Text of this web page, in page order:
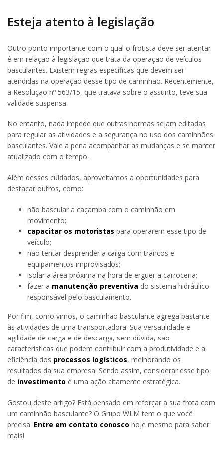
Esteja atento à legislação
Outro ponto importante com o qual o frotista deve ser atentar
é em relação à legislação que trata da operação de veículos
basculantes. Existem regras específicas que devem ser
atendidas na operação desse tipo de caminhão. Recentemente,
a Resolução nº 563/15, que tratava sobre o assunto, teve sua
validade suspensa.
No entanto, nada impede que outras normas sejam editadas
para regular as atividades e a segurança no uso dos caminhões
basculantes. Vale a pena acompanhar as mudanças e se manter
atualizado com o tempo.
Além desses cuidados, aproveitamos a oportunidades para
destacar outros, como:
não bascular a caçamba com o caminhão em
movimento;
capacitar os motoristas para operarem esse tipo de
veículo;
não tentar desprender a carga com trancos e
equipamentos improvisados;
isolar a área próxima na hora de erguer a carroceria;
fazer a manutenção preventiva do sistema hidráulico
responsável pelo basculamento.
Por fim, como vimos, o caminhão basculante agrega bastante
às atividades de uma transportadora. Sua versatilidade e
agilidade de carga e de descarga, sem dúvida, são
características que podem contribuir com a produtividade e a
eficiência dos processos logísticos, melhorando os
resultados da sua empresa. Sendo assim, considerar esse tipo
de investimento é uma ação altamente estratégica.
Gostou deste artigo? Está pensado em reforçar a sua frota com
um caminhão basculante? O Grupo WLM tem o que você
precisa. Entre em contato conosco hoje mesmo para saber
mais!